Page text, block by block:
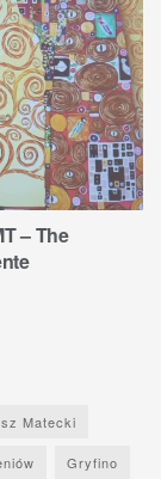
– The
Matecki
Gryfino